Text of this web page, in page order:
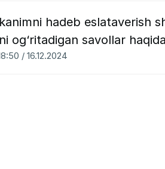
hadeb eslataverish
og‘ritadigan savollar
/ 16.12.2024